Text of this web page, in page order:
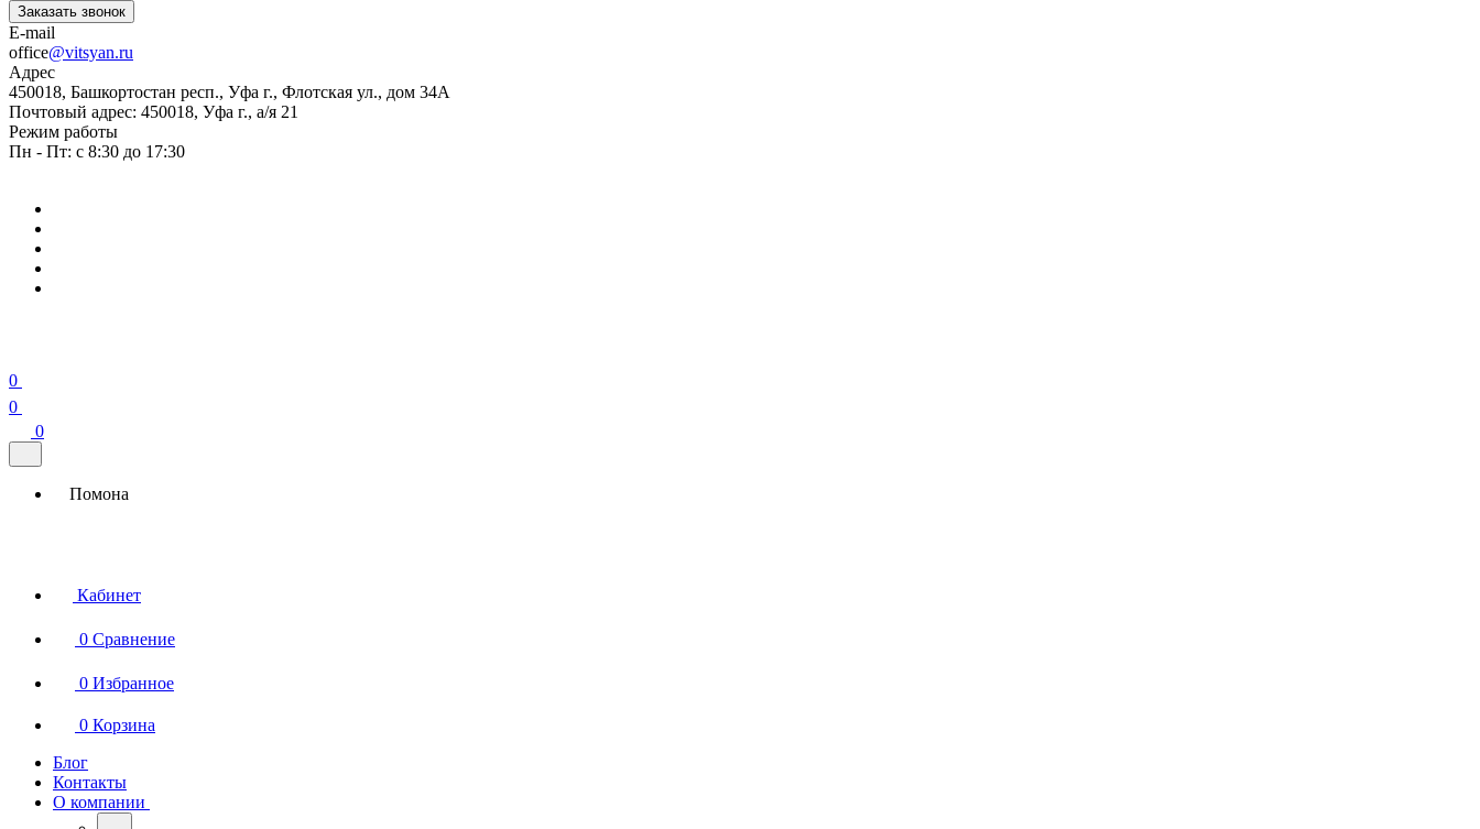
Заказать звонок
E-mail
office@vitsyan.ru
Адрес
450018, Башкортостан респ., Уфа г., Флотская ул., дом 34А
Почтовый адрес: 450018, Уфа г., а/я 21
Режим работы
Пн - Пт: с 8:30 до 17:30
0
0
0
Помона
Кабинет
0 Сравнение
0 Избранное
0 Корзина
Блог
Контакты
О компании